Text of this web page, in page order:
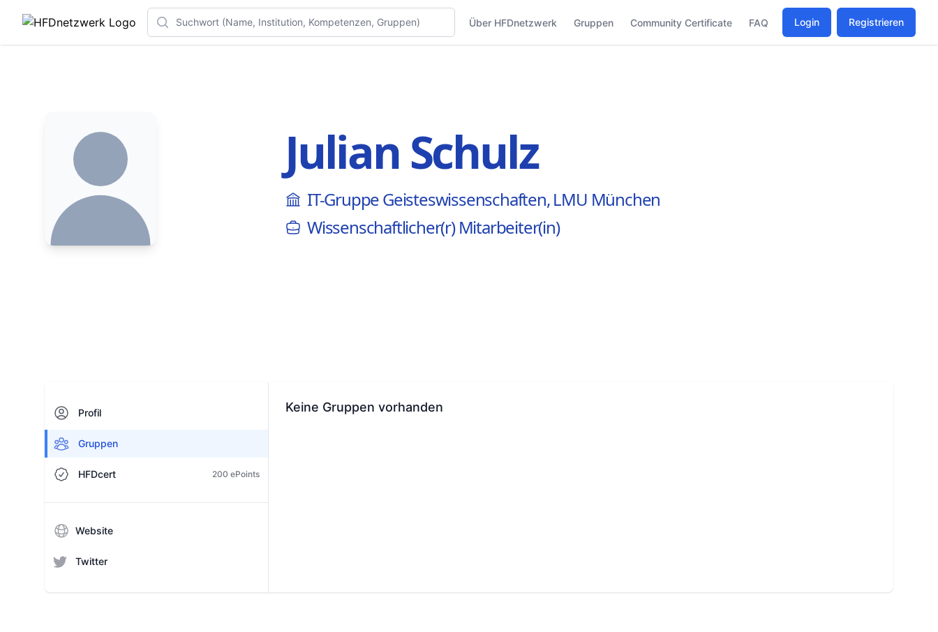
Search
Über HFDnetzwerk Gruppen Community Certificate FAQ Login Registrieren
Julian Schulz
IT-Gruppe Geisteswissenschaften, LMU München
Wissenschaftlicher(r) Mitarbeiter(in)
Profil
Gruppen
HFDcert 200 ePoints
Website
Twitter
Keine Gruppen vorhanden